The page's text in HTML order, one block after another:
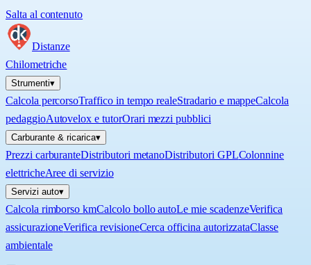
Salta al contenuto
Distanze
Chilometriche
Strumenti▾
Calcola percorsoTraffico in tempo realeStradario e mappeCalcola
pedaggioAutovelox e tutorOrari mezzi pubblici
Carburante & ricarica▾
Prezzi carburanteDistributori metanoDistributori GPLColonnine
elettricheAree di servizio
Servizi auto▾
Calcola rimborso kmCalcolo bollo autoLe mie scadenzeVerifica
assicurazioneVerifica revisioneCerca officina autorizzataClasse
ambientale